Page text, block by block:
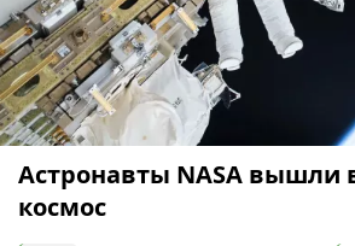
Астронавты NASA вышли
космос